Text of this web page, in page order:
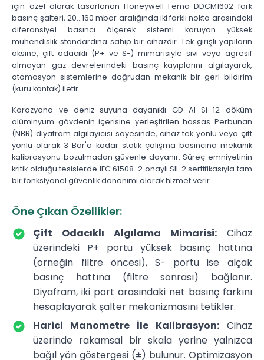
için özel olarak tasarlanan Honeywell Fema DDCM1602 fark
basınç şalteri, 20...160 mbar aralığında iki farklı nokta arasındaki
diferansiyel basıncı ölçerek sistemi koruyan yüksek
mühendislik standardına sahip bir cihazdır. Tek girişli yapıların
aksine, çift odacıklı (P+ ve S-) mimarisiyle sıvı veya agresif
olmayan gaz devrelerindeki basınç kayıplarını algılayarak,
otomasyon sistemlerine doğrudan mekanik bir geri bildirim
(kuru kontak) iletir.
Korozyona ve deniz suyuna dayanıklı GD Al Si 12 döküm
alüminyum gövdenin içerisine yerleştirilen hassas Perbunan
(NBR) diyafram algılayıcısı sayesinde, cihaz tek yönlü veya çift
yönlü olarak 3 Bar'a kadar statik çalışma basıncına mekanik
kalibrasyonu bozulmadan güvenle dayanır. Süreç emniyetinin
kritik olduğu tesislerde IEC 61508-2 onaylı SIL 2 sertifikasıyla tam
bir fonksiyonel güvenlik donanımı olarak hizmet verir.
Öne Çıkan Özellikler:
Çift Odacıklı Algılama Mimarisi:Cihaz
üzerindeki P+ portu yüksek basınç hattına
(örneğin filtre öncesi), S- portu ise alçak
basınç hattına (filtre sonrası) bağlanır.
Diyafram, iki port arasındaki net basınç farkını
hesaplayarak şalter mekanizmasını tetikler.
Harici Manometre İle Kalibrasyon:Cihaz
üzerinde rakamsal bir skala yerine yalnızca
bağıl yön göstergesi (±) bulunur. Optimizasyon